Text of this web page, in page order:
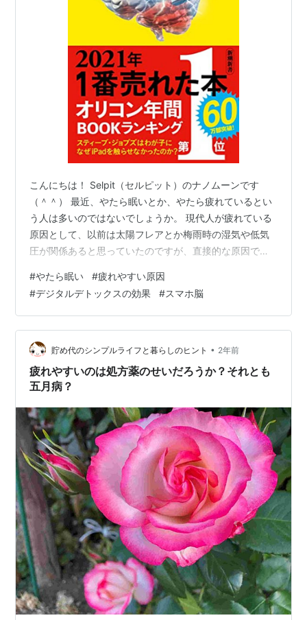
こんにちは！ Selpit（セルピット）のナノムーンです
（＾＾） 最近、やたら眠いとか、やたら疲れているとい
う人は多いのではないでしょうか。 現代人が疲れている
原因として、以前は太陽フレアとか梅雨時の湿気や低気
圧が関係あると思っていたのですが、直接的な原因では
について深掘りしていきます。 やたら眠い・怠い・疲れ
やすい、本当の原因とは！？ 実は疲れの主な原因は、ス
マホ・SNS・YouTube だそうです。 現代人は、日々大量
の情報を無意識にインプットしているので、脳の処理が
追いつかなくて疲れてしまうのだとか。 情報過多による
弊害として、物を覚え…
#やたら眠い #疲れやすい原因
#デジタルデトックスの効果 #スマホ脳
貯め代のシンプルライフと暮らしのヒント • 2年前
疲れやすいのは処方薬のせいだろうか？それとも
五月病？